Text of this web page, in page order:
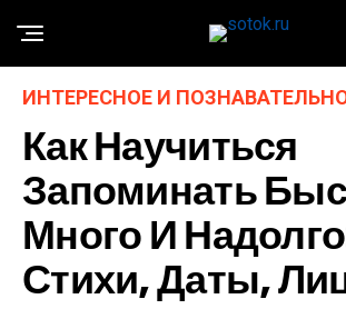
ИНТЕРЕСНОЕ И
Как Научиться
Запоминать
Много И
Стихи, Даты,